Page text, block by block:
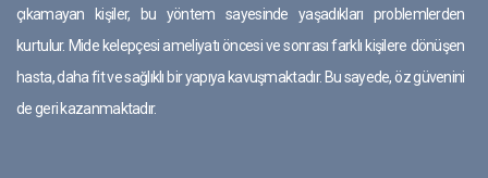
çıkamayan kişiler, bu yöntem sayesinde yaşadıkları problemlerden
kurtulur. Mide kelepçesi ameliyatı öncesi ve sonrası farklı kişilere dönüşen
hasta, daha fit ve sağlıklı bir yapıya kavuşmaktadır. Bu sayede, öz güvenini
de geri kazanmaktadır.